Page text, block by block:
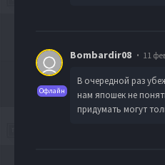
Офлайн
Bombardir08 11
В очередной раз
нам япошек не
придумать могут